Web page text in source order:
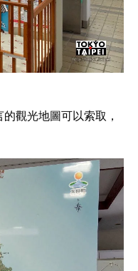
觀光地圖可以索取，